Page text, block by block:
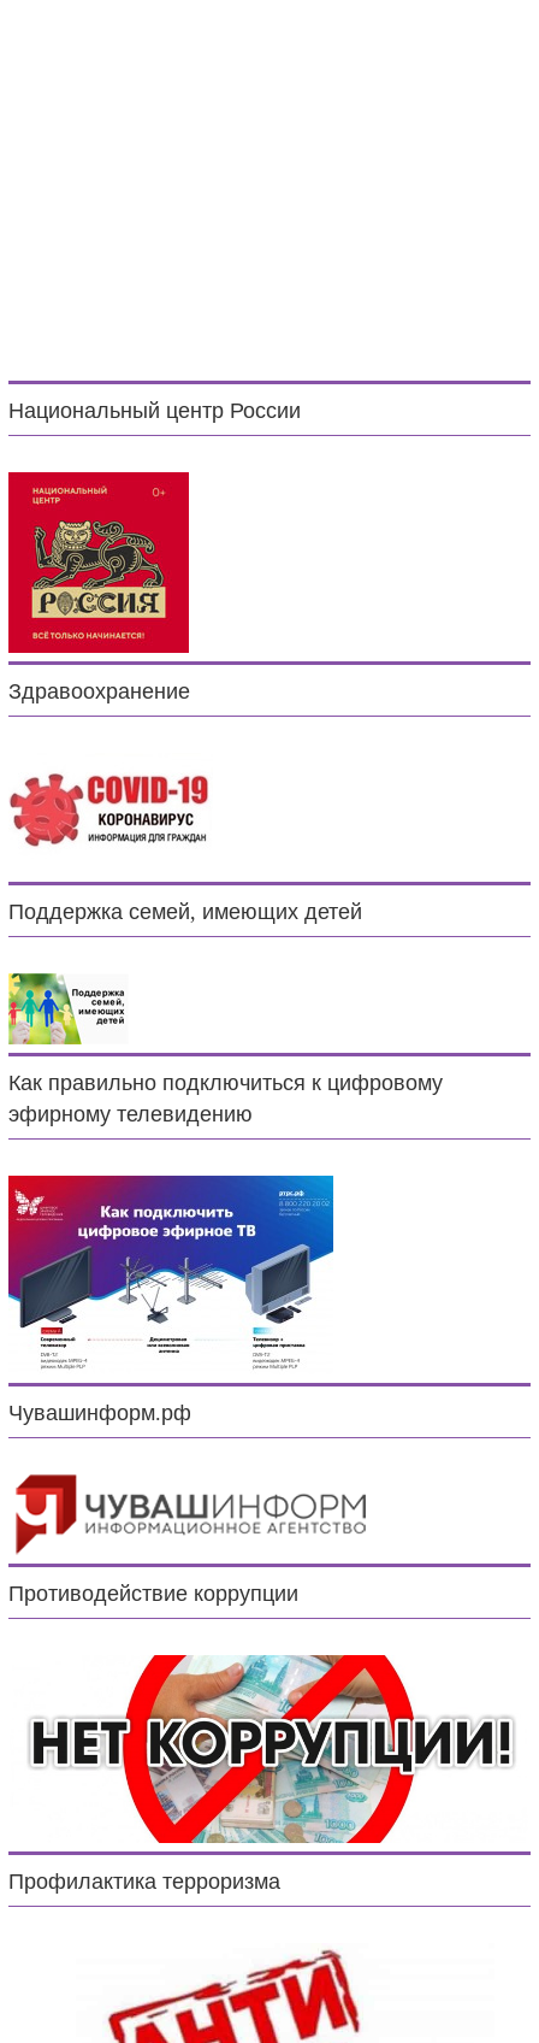
Национальный центр России
Здравоохранение
Поддержка семей, имеющих детей
Как правильно подключиться к цифровому
эфирному телевидению
Чувашинформ.рф
Противодействие коррупции
Профилактика терроризма